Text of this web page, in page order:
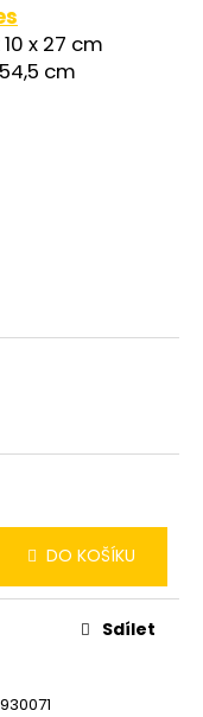
x 27 cm
cm
DO KOŠÍKU
Sdílet